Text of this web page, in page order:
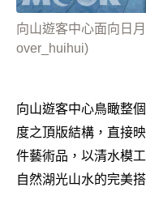
向山遊客中心面向日
over_huihui)
向山遊客中心鳥瞰整
度之頂版結構，直接
件藝術品，以清水模
自然湖光山水的完美